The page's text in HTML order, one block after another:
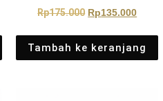
Rp175.000 Rp135.000
Tambah ke keranjang